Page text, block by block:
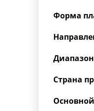
Форма
Страна